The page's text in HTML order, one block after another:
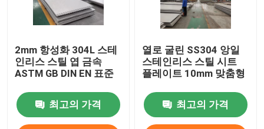
316 스테인레스 스틸 파이프
구리판 철
스테인레스 스틸 케이블 트레이
2mm 항성화 304L 스테
인리스 스틸 엽 금속
ASTM GB DIN EN 표준
최고의 가격
열로 굴린 SS304 앙일
스테인리스 스틸 시트
플레이트 10mm 맞춤형
최고의 가격